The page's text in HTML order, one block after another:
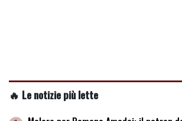
🔥 Le notizie più lette